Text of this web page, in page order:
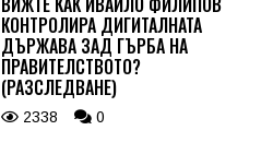
КОНТРОЛИРА ДИГИТАЛНАТА
ДЪРЖАВА ЗАД ГЪРБА НА
ПРАВИТЕЛСТВОТО?
(РАЗСЛЕДВАНЕ)
2338 0